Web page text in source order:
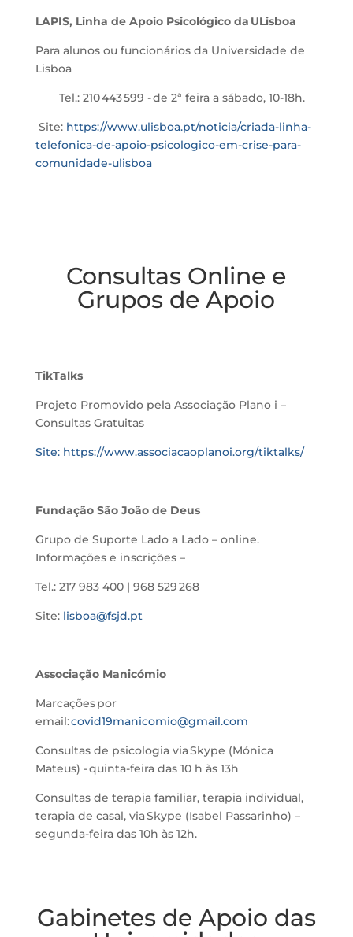
LAPIS, Linha de Apoio Psicológico da ULisboa
Para alunos ou funcionários da Universidade de
Lisboa
Tel.: 210 443 599 - de 2ª feira a sábado, 10-18h.
Site: https://www.ulisboa.pt/noticia/criada-linha-
telefonica-de-apoio-psicologico-em-crise-para-
comunidade-ulisboa
Consultas Online e
Grupos de Apoio
TikTalks
Projeto Promovido pela Associação Plano i –
Consultas Gratuitas
Site: https://www.associacaoplanoi.org/tiktalks/
Fundação São João de Deus
Grupo de Suporte Lado a Lado – online.
Informações e inscrições –
Tel.: 217 983 400 | 968 529 268
Site: lisboa@fsjd.pt
Associação Manicómio
Marcações por
email:covid19manicomio@gmail.com
Consultas de psicologia via Skype (Mónica
Mateus) - quinta-feira das 10 h às 13h
Consultas de terapia familiar, terapia individual,
terapia de casal, via Skype (Isabel Passarinho) –
segunda-feira das 10h às 12h.
Gabinetes de Apoio das